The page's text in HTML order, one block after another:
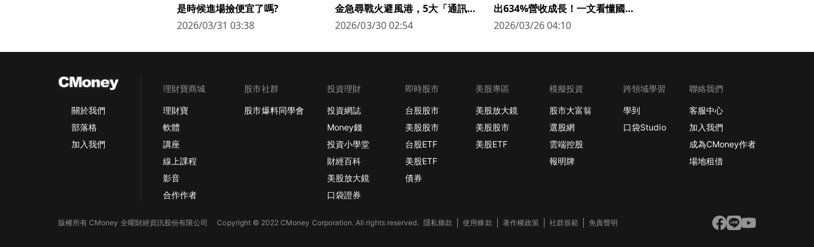
是時候進場撿便宜了嗎?
2026/03/31 03:38
金急尋戰火避風港，5大「通訊衛
星股」逆勢狂飆
2026/03/30 02:54
出634%營收成長！一文看懂國防
科技新星
2026/03/26 04:10
關於我們
部落格
加入我們
理財寶商城
理財寶
軟體
講座
線上課程
影音
合作作者
股市社群
股市爆料同學會
投資理財
投資網誌
Money錢
投資小學堂
財經百科
美股放大鏡
口袋證券
即時股市
台股股市
美股股市
台股ETF
美股ETF
債券
美股專區
美股放大鏡
美股股市
美股ETF
模擬投資
股市大富翁
選股網
雲端控股
報明牌
跨領域學習
學到
口袋Studio
聯絡我們
客服中心
加入我們
成為CMoney作者
場地租借
版權所有 CMoney 全曜財經資訊股份有限公司Copyright © 2022 CMoney Corporation. All rights reserved. 隱私條款 使用條款 著作權政策 社群規範 免責聲明